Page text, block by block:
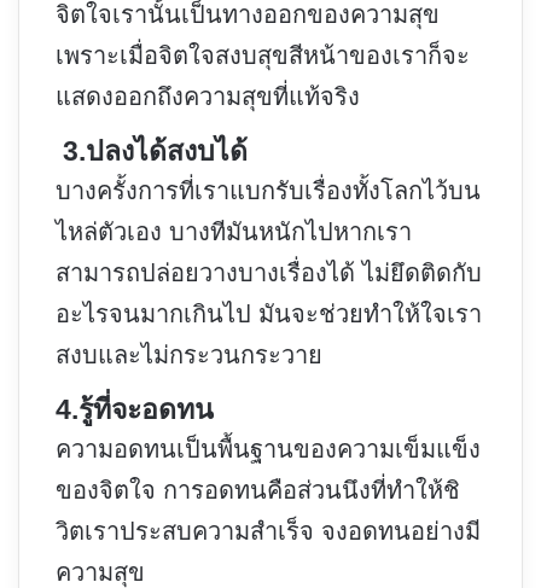
จิตใจเรานั้นเป็นทางออกของความสุข
เพราะเมื่อจิตใจสงบสุขสีหน้าของเราก็จะ
แสดงออกถึงความสุขที่แท้จริง
3.ปลงได้สงบได้
บางครั้งการที่เราแบกรับเรื่องทั้งโลกไว้บน
ไหล่ตัวเอง บางทีมันหนักไปหากเรา
สามารถปล่อยวางบางเรื่องได้ ไม่ยึดติดกับ
อะไรจนมากเกินไป มันจะช่วยทำให้ใจเรา
สงบและไม่กระวนกระวาย
4.รู้ที่จะอดทน
ความอดทนเป็นพื้นฐานของความเข็มแข็ง
ของจิตใจ การอดทนคือส่วนนึงที่ทำให้ชิ
วิตเราประสบความสำเร็จ จงอดทนอย่างมี
ความสุข